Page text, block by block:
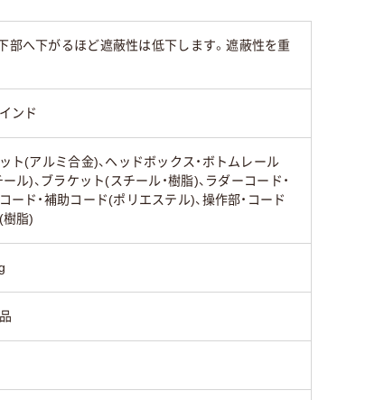
へ下がるほど遮蔽性は低下します。遮蔽性を重
ンド
ト(アルミ合金)、ヘッドボックス・ボトムレール
ル)、ブラケット(スチール・樹脂)、ラダーコード・
ード・補助コード(ポリエステル)、操作部・コード
樹脂)